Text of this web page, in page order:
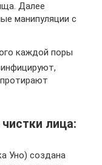
Далее
манипуляции с
каждой поры
лица:
Уно) создана